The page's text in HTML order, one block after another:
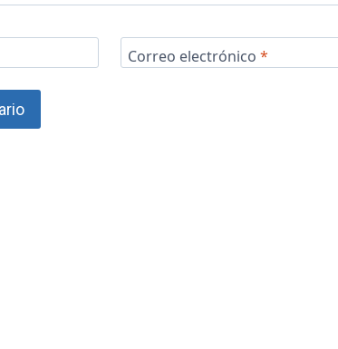
Correo electrónico *